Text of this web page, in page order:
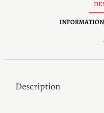
Description